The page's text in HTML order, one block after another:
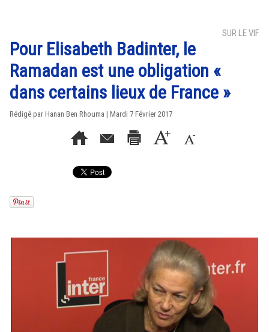
SUR LE VIF
Pour Elisabeth Badinter, le
Ramadan est une obligation «
dans certains lieux de France »
Rédigé par Hanan Ben Rhouma | Mardi 7 Février 2017